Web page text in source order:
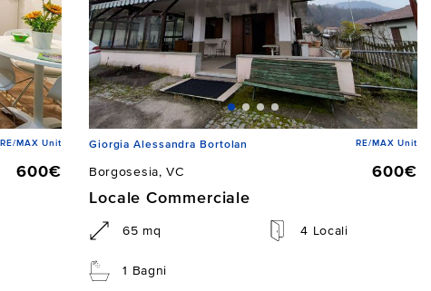
RE/MAX Unit
600€
Giorgia Alessandra Bortolan RE/MAX Unit
Borgosesia, VC
600€
Locale Commerciale
65 mq 4 Locali
1 Bagni